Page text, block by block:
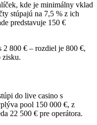
kde je minimálny vklad
stúpajú na 7,5 % z ich
predstavuje 150 €
2 800 € – rozdiel je 800 €,
zisku.
do live casino s
pool 150 000 €, z
22 500 € pre operátora.